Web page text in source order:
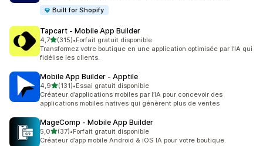
Built for Shopify
Tapcart ‑ Mobile App Builder
4,7étoile(s) sur 5
(315)
315 avis au total
•Forfait gratuit disponible
Transformez votre boutique en une application optimisée par l’IA qui
fidélise les clients.
Mobile App Builder ‑ Apptile
4,9étoile(s) sur 5
(131)
131 avis au total
•Essai gratuit disponible
Créateur d’applications mobiles par l’IA pour concevoir des
applications mobiles natives qui génèrent plus de ventes
MageComp ‑ Mobile App Builder
5,0étoile(s) sur 5
(37)
37 avis au total
•Forfait gratuit disponible
Créateur d’app mobile Android & iOS IA pour votre boutique.